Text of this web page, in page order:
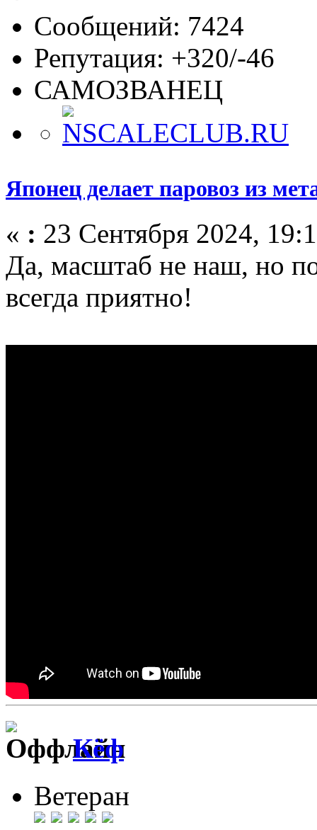
Сообщений: 7424
Репутация: +320/-46
САМОЗВАНЕЦ
Японец делает паровоз из
« : 23 Сентября 2024,
Да, масштаб не наш, но
всегда приятно!
Кёф
Ветеран